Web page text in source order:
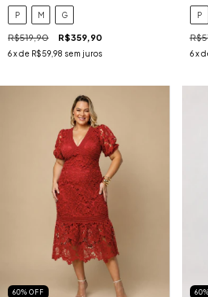
P M G
R$519,90 R$359,90
6x de R$59,98 sem juros
P
6 x
60% OFF 60%